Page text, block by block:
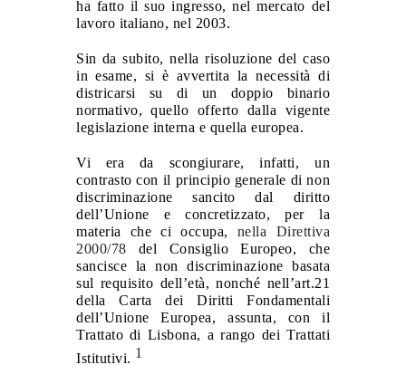
ha fatto il suo ingresso, nel mercato del
lavoro italiano, nel 2003.
Sin da subito, nella risoluzione del caso
in esame, si è avvertita la necessità di
districarsi su di un doppio binario
normativo, quello offerto dalla vigente
legislazione interna e quella europea.
Vi era da scongiurare, infatti, un
contrasto con il principio generale di non
discriminazione sancito dal diritto
dell’Unione e concretizzato, per la
materia che ci occupa,
nella Direttiva
2000/78 del Consiglio Europeo, che
sancisce la non discriminazione basata
sul requisito dell’età, nonché nell’art.21
della Carta dei Diritti Fondamentali
dell’Unione Europea, assunta, con il
Trattato di Lisbona, a rango dei Trattati
Istitutivi. 1